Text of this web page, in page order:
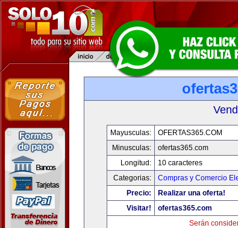
Mayusculas:
OFERTAS365.COM
Minusculas:
ofertas365.com
Longitud:
10 caracteres
Categorias:
Compras y Comercio
Precio:
Realizar una oferta!
Visitar!
ofertas365.com
Serán